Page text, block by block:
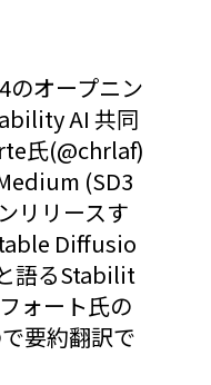
オープニン
AI 共同
氏(@chrlaf)
(SD3
リリースす
Diffusio
語るStabilit
ォート氏の
要約翻訳で